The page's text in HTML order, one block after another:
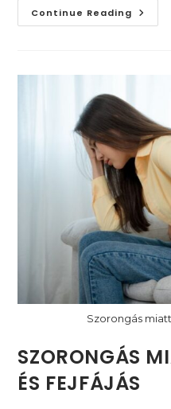
Continue Reading Miért
Marad
Annak
Szorongás
SZORONGÁS
ÉS FEJFÁJÁS